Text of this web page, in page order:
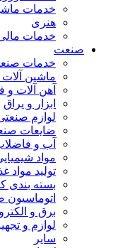
خدمات
هنری
خدمات
صنعت
خدمات
ماشین
آهن آلات و
ابزار و یراق
لوازم
ضایعات
آب و
مواد
تولید مواد
بسته بندی
اتوماسیون
برق و
لوازم و
سایر